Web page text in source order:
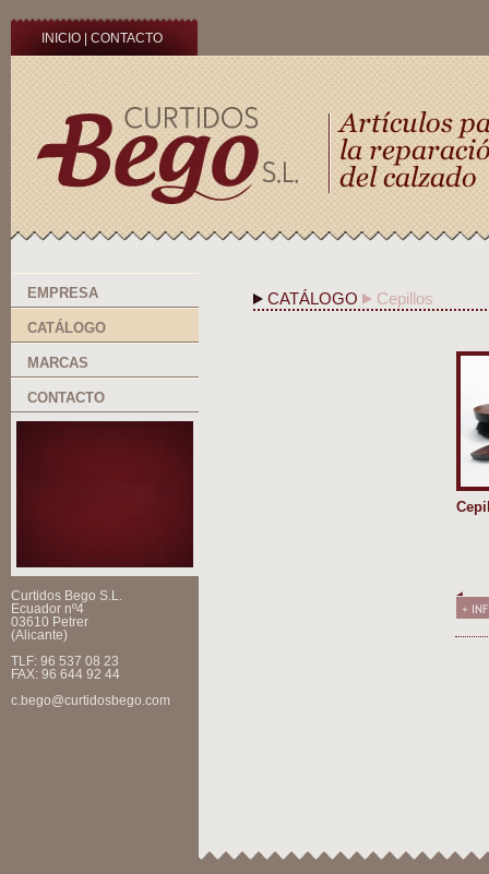
INICIO CONTACTO
EMPRESA
CATÁLOGO
MARCAS
CONTACTO
Curtidos Bego S.L.
Ecuador nº4
03610 Petrer
(Alicante)
TLF: 96 537 08 23
FAX: 96 644 92 44
c.bego@curtidosbego.com
CATÁLOGO Cepillos